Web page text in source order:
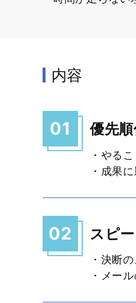
内容
01 優先
・やる
・成果
02 スピ
・決断
・メー